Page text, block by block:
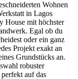
Wohnen
in Lagos
House mit höchster
Egal ob du
oder ein ganz
Projekt exakt an
Grundstücks an.
robuster
auf das